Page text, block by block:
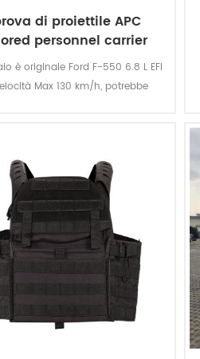
di proiettile APC
personnel carrier
è originale Ford F-550 6.8 L EFI
Max 130 km/h, potrebbe